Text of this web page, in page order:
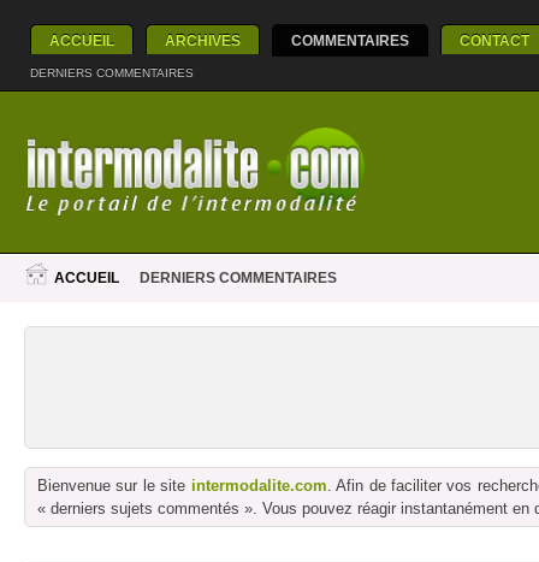
ACCUEIL ARCHIVES COMMENTAIRES CONTACT
DERNIERS COMMENTAIRES
ACCUEIL DERNIERS COMMENTAIRES
Bienvenue sur le site intermodalite.com. Afin de faciliter vos
« derniers sujets commentés ». Vous pouvez réagir instantanément